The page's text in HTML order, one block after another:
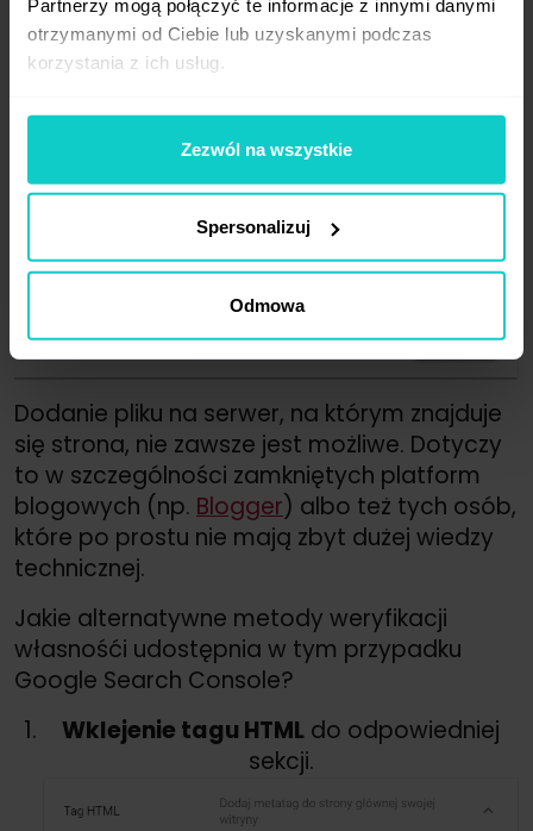
Partnerzy mogą połączyć te informacje z innymi danymi
otrzymanymi od Ciebie lub uzyskanymi podczas
korzystania z ich usług.
Zezwól na wszystkie
Spersonalizuj
Odmowa
Dodanie pliku na serwer, na którym znajduje
się strona, nie zawsze jest możliwe. Dotyczy
to w szczególności zamkniętych platform
blogowych (np. Blogger) albo też tych osób,
które po prostu nie mają zbyt dużej wiedzy
technicznej.
Jakie alternatywne metody weryfikacji
własnośći udostępnia w tym przypadku
Google Search Console?
Wklejenie tagu HTML do odpowiedniej
sekcji.